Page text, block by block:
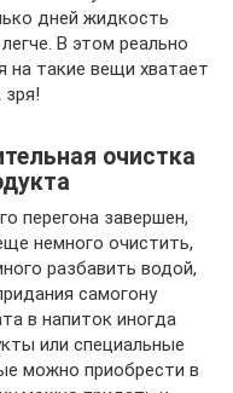
дней жидкость
В этом реально
на такие вещи хватает
зря!
очистка
перегона завершен,
немного очистить,
разбавить водой,
самогону
в напиток иногда
или специальные
можно приобрести в